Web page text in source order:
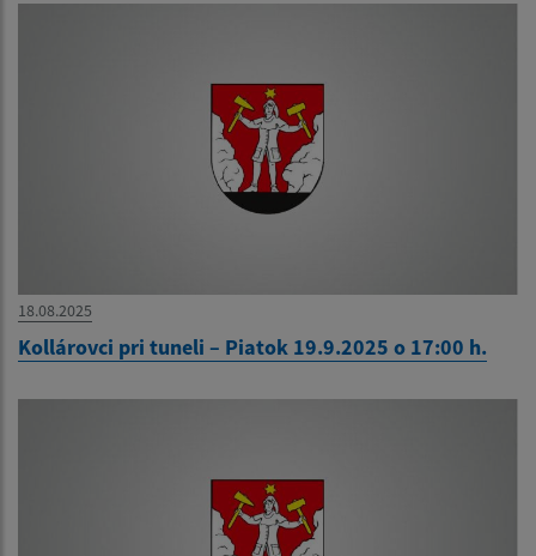
18.08.2025
Kollárovci pri tuneli – Piatok 19.9.2025 o 17:00 h.